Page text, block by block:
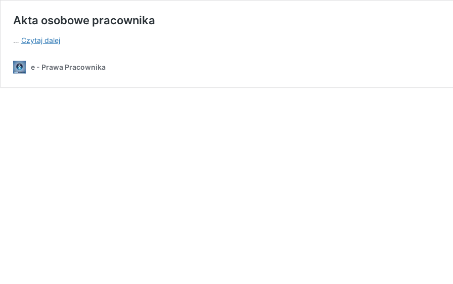
Akta osobowe pracownika
… Czytaj dalejAkta
e - Prawa Pracownika